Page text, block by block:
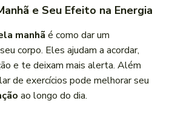
e Seu Efeito na Energia
manhã é como dar um
corpo. Eles ajudam a acordar,
e te deixam mais alerta. Além
de exercícios pode melhorar seu
ao longo do dia.